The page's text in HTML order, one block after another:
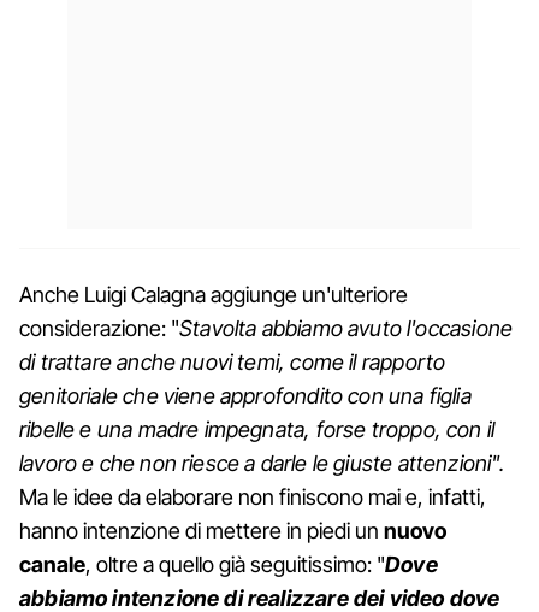
Anche Luigi Calagna aggiunge un'ulteriore
considerazione: "Stavolta abbiamo avuto l'occasione
di trattare anche nuovi temi, come il rapporto
genitoriale che viene approfondito con una figlia
ribelle e una madre impegnata, forse troppo, con il
lavoro e che non riesce a darle le giuste attenzioni".
Ma le idee da elaborare non finiscono mai e, infatti,
hanno intenzione di mettere in piedi un nuovo
canale, oltre a quello già seguitissimo: "Dove
abbiamo intenzione di realizzare dei video dove